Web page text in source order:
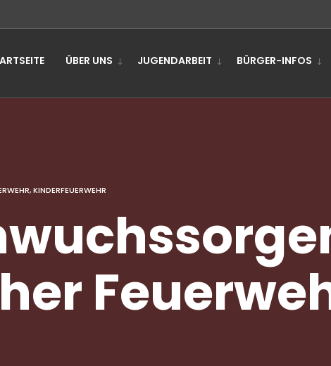
ÜBER UNS JUGENDARBEIT BÜRGER-INFOS
,KINDERFEUERWEHR